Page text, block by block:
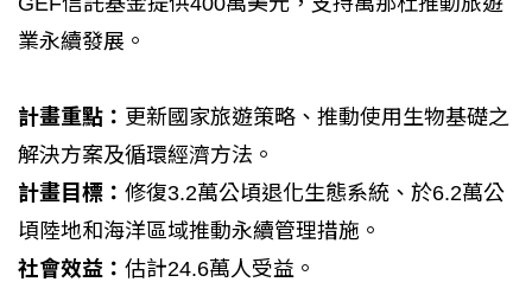
業永續發展。
計畫重點： 更新國家旅遊策略、推動使用生物基礎之
解決方案及循環經濟方法。
計畫目標： 修復3.2萬公頃退化生態系統、於6.2萬公
頃陸地和海洋區域推動永續管理措施。
社會效益： 估計24.6萬人受益。